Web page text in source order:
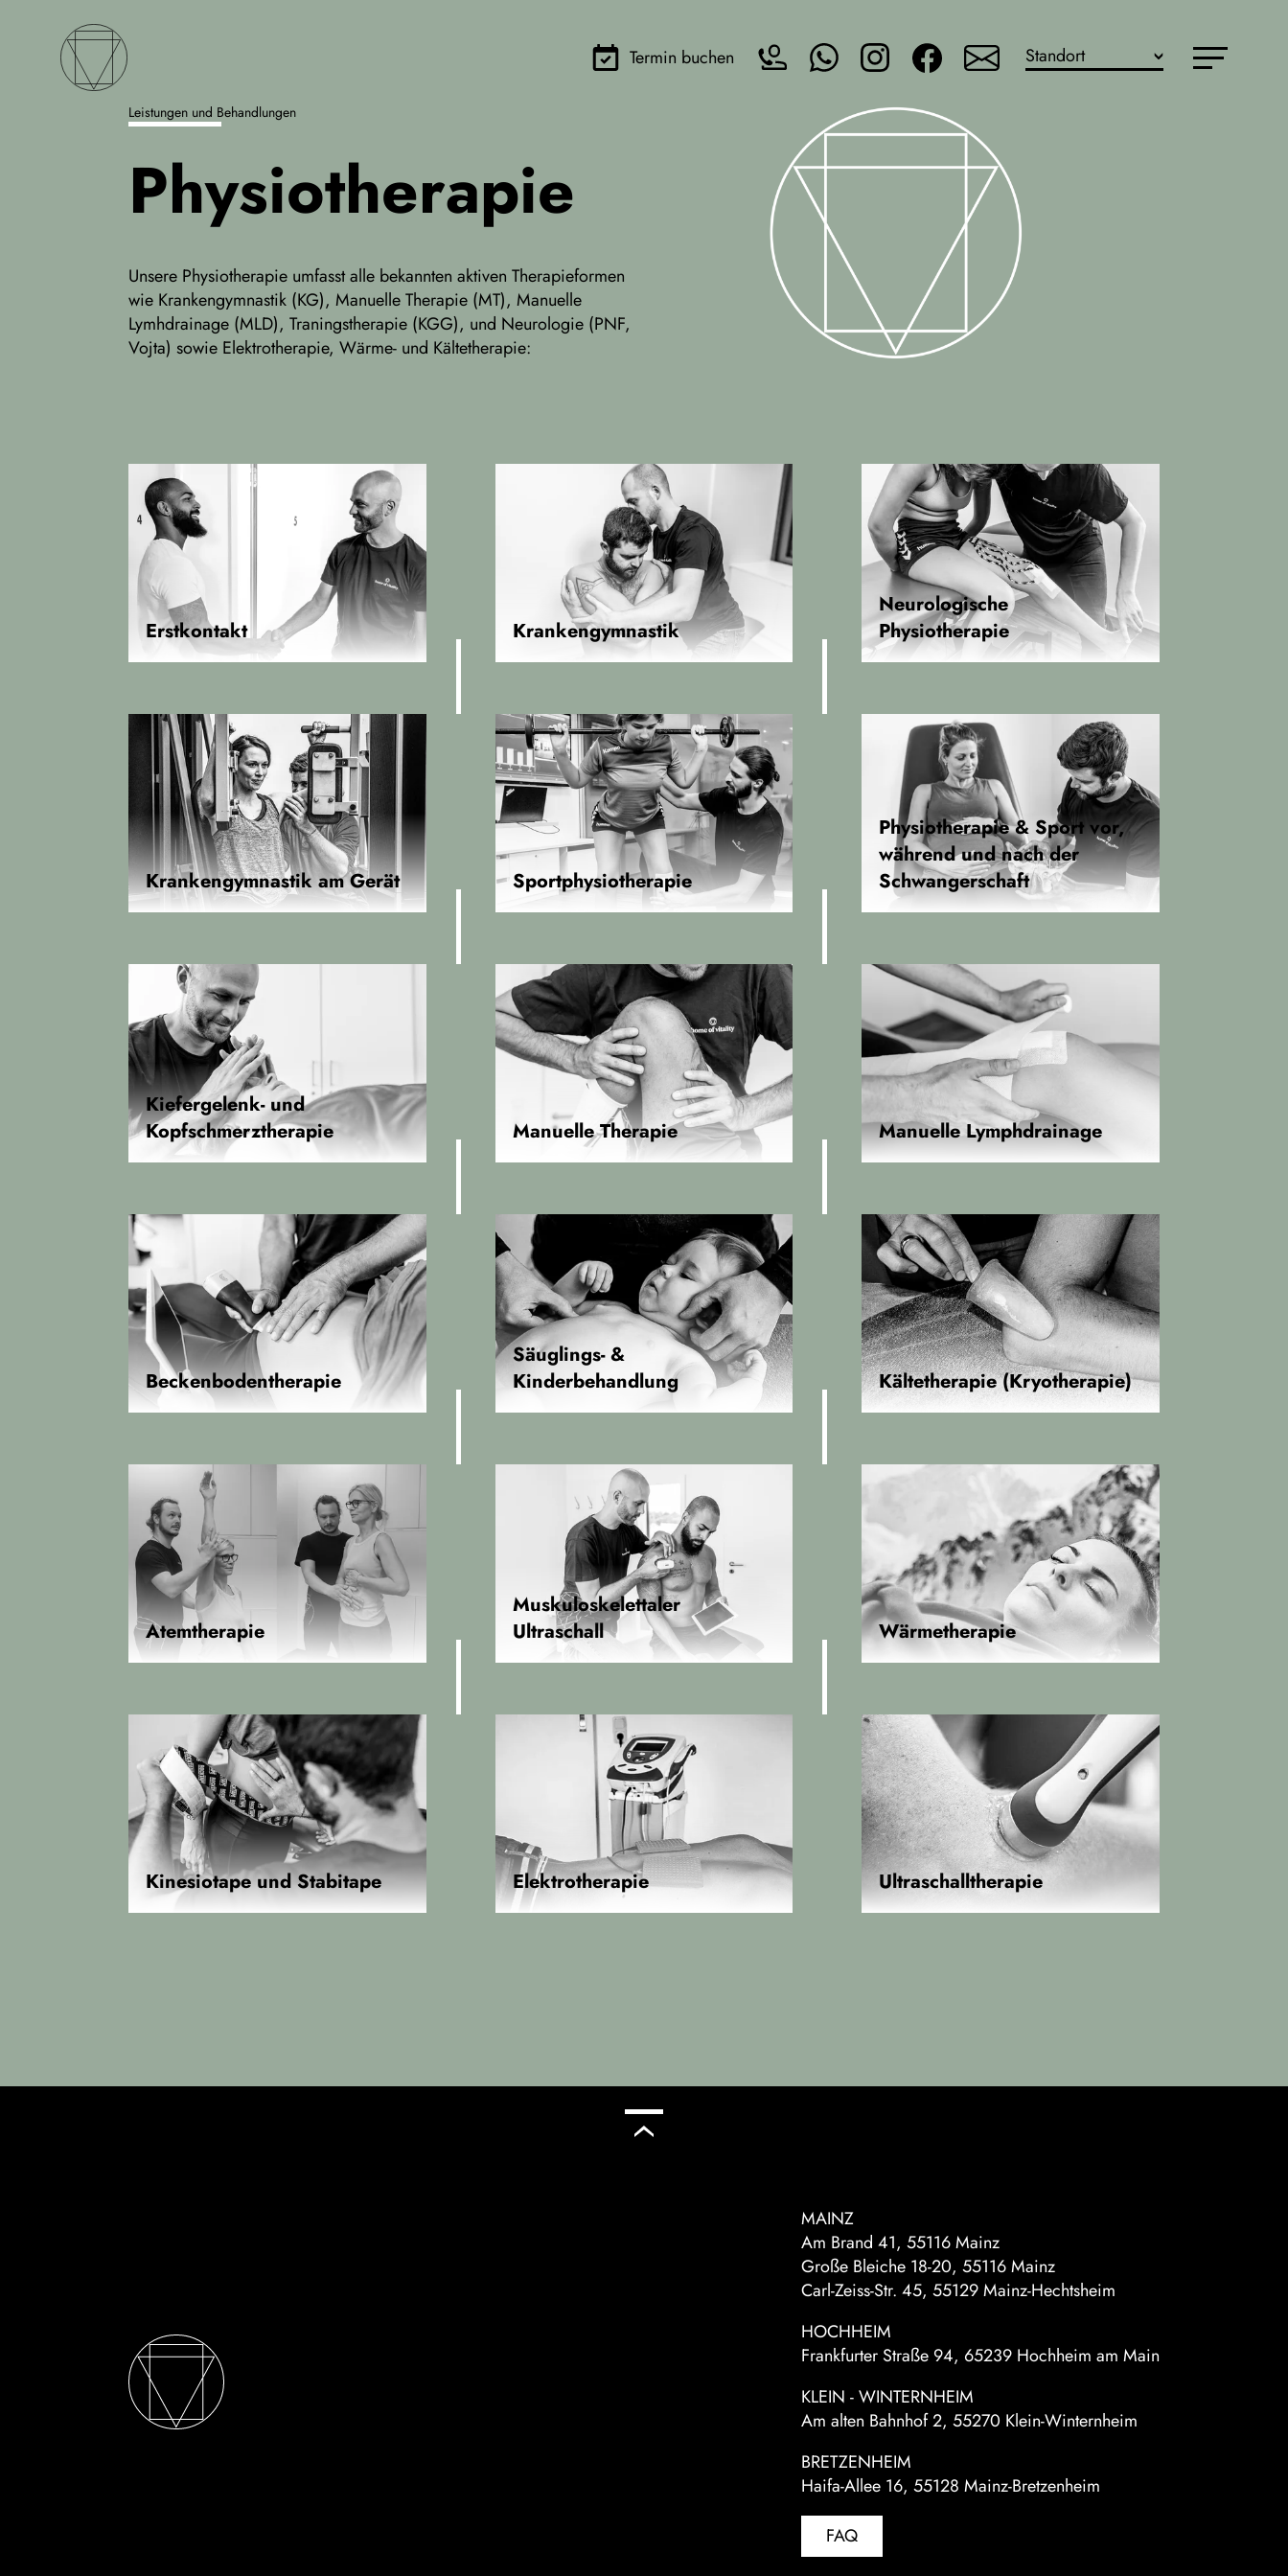
Termin buchen Standort
Leistungen und Behandlungen
Physiotherapie
Unsere Physiotherapie umfasst alle bekannten aktiven Therapieformen
wie Krankengymnastik (KG), Manuelle Therapie (MT), Manuelle
Lymhdrainage (MLD), Traningstherapie (KGG), und Neurologie (PNF,
Vojta) sowie Elektrotherapie, Wärme- und Kältetherapie:
Erstkontakt Krankengymnastik
Neurologische
Physiotherapie
Krankengymnastik am Gerät Sportphysiotherapie
Physiotherapie & Sport vor,
während und nach der
Schwangerschaft
Kiefergelenk- und
Kopfschmerztherapie
Manuelle Therapie Manuelle Lymphdrainage
Beckenbodentherapie
Säuglings- &
Kinderbehandlung
Kältetherapie (Kryotherapie)
Atemtherapie
Muskuloskelettaler
Ultraschall
Wärmetherapie
Kinesiotape und Stabitape Elektrotherapie Ultraschalltherapie
MAINZ
Am Brand 41, 55116 Mainz
Große Bleiche 18-20, 55116 Mainz
Carl-Zeiss-Str. 45, 55129 Mainz-Hechtsheim
HOCHHEIM
Frankfurter Straße 94, 65239 Hochheim am Main
KLEIN - WINTERNHEIM
Am alten Bahnhof 2, 55270 Klein-Winternheim
BRETZENHEIM
Haifa-Allee 16, 55128 Mainz-Bretzenheim
FAQ